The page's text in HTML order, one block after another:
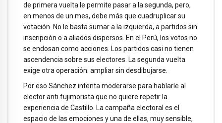
de primera vuelta le permite pasar a la segunda, pero,
en menos de un mes, debe más que cuadruplicar su
votación. No le basta sumar a la izquierda, a partidos sin
inscripción o a aliados dispersos. En el Perú, los votos no
se endosan como acciones. Los partidos casi no tienen
ascendencia sobre sus electores. La segunda vuelta
exige otra operación: ampliar sin desdibujarse.
Por eso Sánchez intenta moderarse para hablarle al
elector anti fujimorista que no quiere repetir la
experiencia de Castillo. La campaña electoral es el
espacio de las emociones y una de ellas, muy sensible,